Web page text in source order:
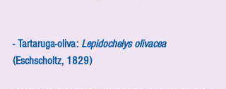
- Tartaruga-oliva: Lepidochelys olivacea
(Eschscholtz, 1829)